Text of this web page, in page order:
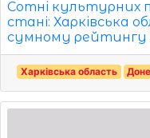
Сотні культурних
стані: Харківська
сумному
Харківська область